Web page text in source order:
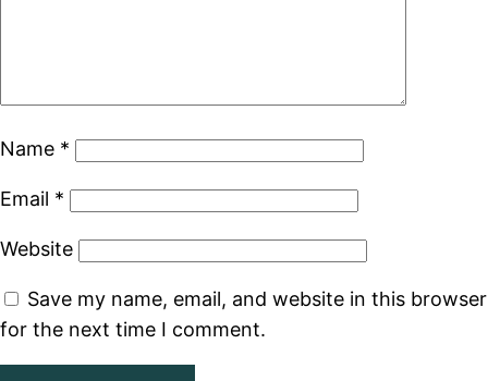
Name *
Email *
Website
Save my name, email, and website in this browser
for the next time I comment.